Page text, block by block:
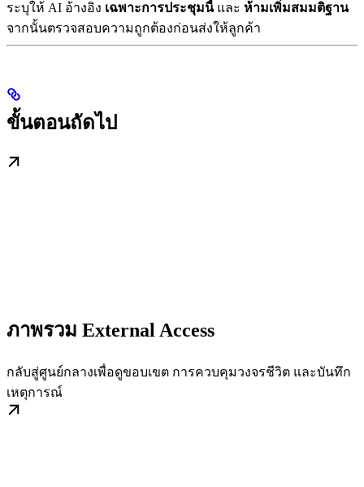
ระบุให้ AI อ้างอิง เฉพาะการประชุมนี้และ ห้ามเพิ่มสมมติฐาน
จากนั้นตรวจสอบความถูกต้องก่อนส่งให้ลูกค้า
ขั้นตอนถัดไป
ภาพรวม External Access
กลับสู่ศูนย์กลางเพื่อดูขอบเขต การควบคุมวงจรชีวิต และบันทึก
เหตุการณ์